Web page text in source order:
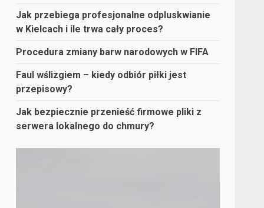
Jak przebiega profesjonalne odpluskwianie
w Kielcach i ile trwa cały proces?
Procedura zmiany barw narodowych w FIFA
Faul wślizgiem – kiedy odbiór piłki jest
przepisowy?
Jak bezpiecznie przenieść firmowe pliki z
serwera lokalnego do chmury?